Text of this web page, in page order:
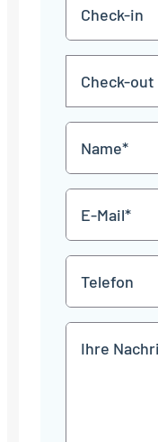
in
TT
Punkt
MM
JJJJ
TT
Punkt
MM
JJJJ
Mail
*